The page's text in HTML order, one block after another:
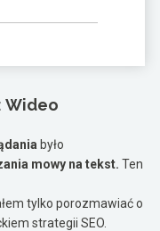
Wideo
było
mowy na tekst. Ten
tylko porozmawiać o
strategii SEO.